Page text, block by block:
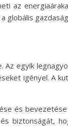
az
globális
egyik
igényel. A
és
biztonságát,